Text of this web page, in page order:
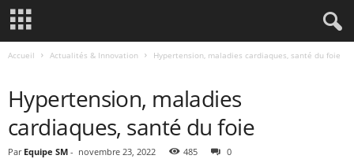
Accueil Actualités & Innovation Hypertension, maladies cardiaques, santé du foie
Hypertension, maladies
cardiaques, santé du foie
Par Equipe SM - novembre 23, 2022 485 0